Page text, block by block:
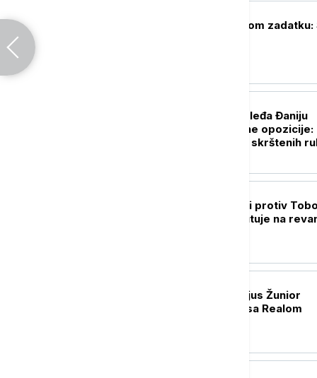
Saša Lukić na novom zadatku:
Argentinci čuvaju leđa Đaniju
Infantinu, od brojne opozicije:
Švajcarac ne sedi skrštenih
Crno-beli ubedljivi protiv
Partizan sa 3:0 putuje na
Kraj drame: Vinisijus Žunior
produžio ugovor sa Realom